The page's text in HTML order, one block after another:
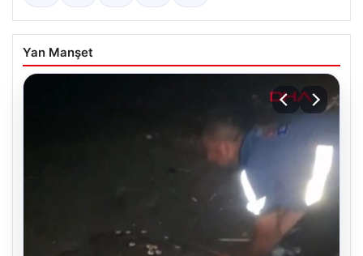
Yan Manşet